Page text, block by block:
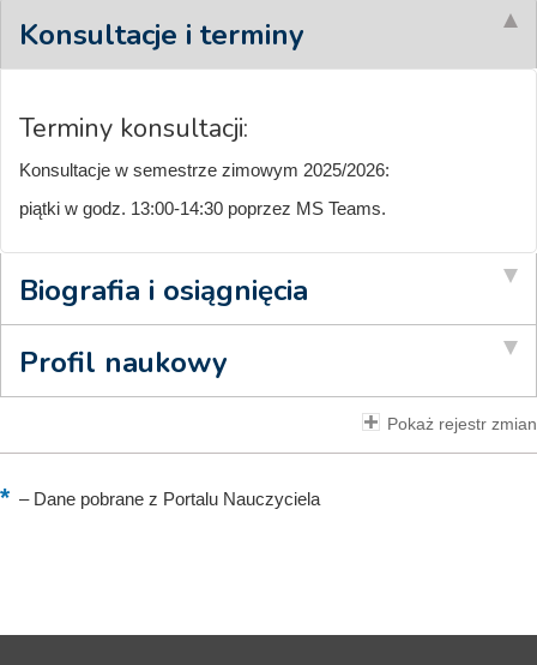
Konsultacje i terminy
Terminy konsultacji:
Konsultacje w semestrze zimowym 2025/2026:
piątki w godz. 13:00-14:30 poprzez MS Teams.
Biografia i osiągnięcia
Profil naukowy
Pokaż rejestr zmian
–Dane pobrane z Portalu Nauczyciela